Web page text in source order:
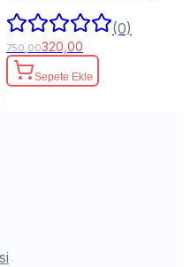
(0)
750,00320,00
Sepete Ekle